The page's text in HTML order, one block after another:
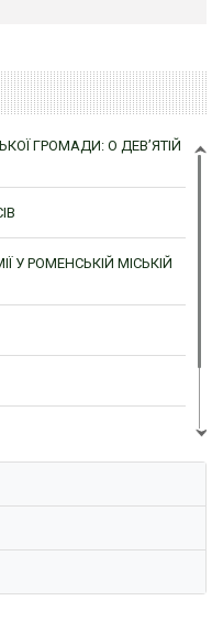
ГРОМАДИ: О ДЕВ’ЯТІЙ
У РОМЕНСЬКІЙ МІСЬКІЙ